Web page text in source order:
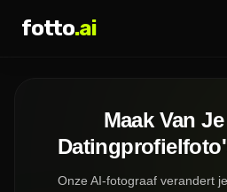
fotto.ai
Maak Van
Onze AI-fotograaf verandert